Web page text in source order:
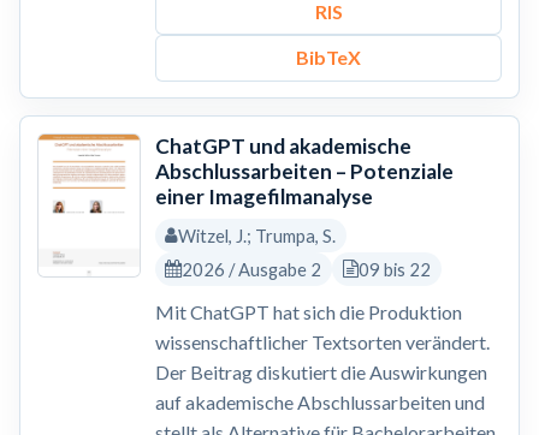
RIS
BibTeX
ChatGPT und akademische
Abschlussarbeiten – Potenziale
einer Imagefilmanalyse
Witzel, J.; Trumpa, S.
2026 / Ausgabe 2
09 bis 22
Mit ChatGPT hat sich die Produktion
wissenschaftlicher Textsorten verändert.
Der Beitrag diskutiert die Auswirkungen
auf akademische Abschlussarbeiten und